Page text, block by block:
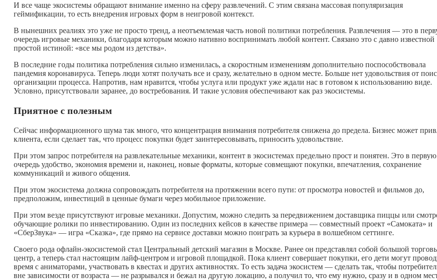
И все чаще экосистемы обращают внимание именно на сферу развлечений. С этим связана массовая популяризация
геймификации, то есть внедрения игровых форм в неигровой контекст.
В нынешних реалиях это уже не просто тренд, а неотъемлемая часть новой политики потребления. Развлечения — это в
очередь игровые механики, благодаря которым можно нативно воспринимать любой контент. Связано это с давно известной
простой истиной: «все мы родом из детства».
В последние годы политика потребления сильно изменилась, а скоростным изменениям дополнительно поспособствовала
пандемия коронавируса. Теперь люди хотят получать все и сразу, желательно в одном месте. Больше нет удовольствия от
организации процесса. Напротив, нам нравится, чтобы услуга или продукт уже ждали нас в готовом к использованию виде.
Условно, присутствовали заранее, до востребования. И такие условия обеспечивают как раз экосистемы.
Приятное с полезным
Сейчас информационного шума так много, что концентрация внимания потребителя снижена до предела. Бизнес может
клиента, если сделает так, что процесс покупки будет заинтересовывать, приносить удовольствие.
При этом запрос потребителя на развлекательные механики, контент в экосистемах предельно прост и понятен. Это в первую
очередь удобство, экономия времени и, наконец, новые форматы, которые совмещают покупки, впечатления, сохранение
коммуникаций и живого общения.
При этом экосистема должна сопровождать потребителя на протяжении всего пути: от просмотра новостей и фильмов до,
предположим, инвестиций в ценные бумаги через мобильное приложение.
При этом везде присутствуют игровые механики. Допустим, можно следить за передвижением доставщика пиццы или
обучающие ролики по инвестированию. Один из последних кейсов в качестве примера — совместный проект «Самоката» и
«СберЗвука» — игра «Сказка», где прямо на сервисе доставки можно поиграть за курьера в волшебном сеттинге.
Своего рода офлайн-экосистемой стал Центральный детский магазин в Москве. Ранее он представлял собой большой
центр, а теперь стал настоящим лайф-центром и игровой площадкой. Пока клиент совершает покупки, его дети могут
время с аниматорами, участвовать в квестах и других активностях. То есть задача экосистем — сделать так, чтобы
вне зависимости от возраста — не разрывался и бежал на другую локацию, а получил то, что ему нужно, сразу и в одном